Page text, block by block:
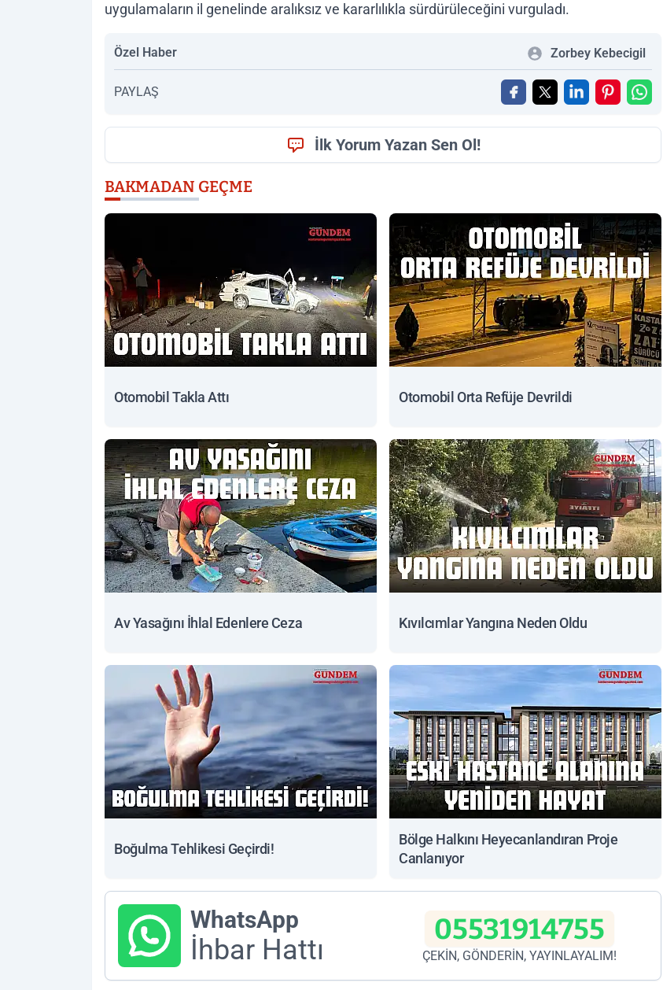
uygulamaların il genelinde aralıksız ve kararlılıkla sürdürüleceğini vurguladı.
Özel Haber Zorbey Kebecigil
PAYLAŞ
İlk Yorum Yazan Sen Ol!
BAKMADAN GEÇME
Otomobil Takla Attı Otomobil Orta Refüje Devrildi
Av Yasağını İhlal Edenlere Ceza Kıvılcımlar Yangına Neden Oldu
Boğulma Tehlikesi Geçirdi!
Bölge Halkını Heyecanlandıran Proje
Canlanıyor
WhatsApp
İhbar Hattı
05531914755
ÇEKİN, GÖNDERİN, YAYINLAYALIM!